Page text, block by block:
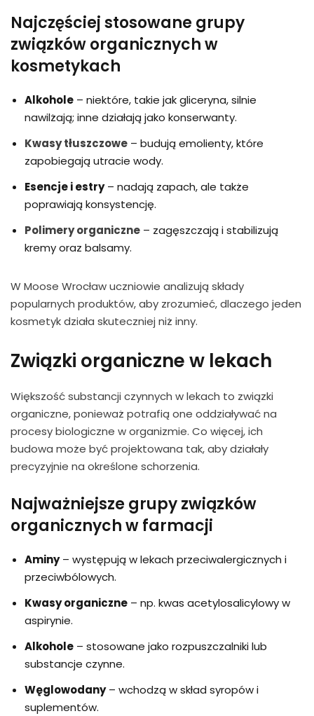
Najczęściej stosowane grupy
związków organicznych w
kosmetykach
Alkohole – niektóre, takie jak gliceryna, silnie
nawilżają; inne działają jako konserwanty.
Kwasy tłuszczowe – budują emolienty, które
zapobiegają utracie wody.
Esencje i estry– nadają zapach, ale także
poprawiają konsystencję.
Polimery organiczne – zagęszczają i stabilizują
kremy oraz balsamy.
W Moose Wrocław uczniowie analizują składy
popularnych produktów, aby zrozumieć, dlaczego jeden
kosmetyk działa skuteczniej niż inny.
Związki organiczne w lekach
Większość substancji czynnych w lekach to związki
organiczne, ponieważ potrafią one oddziaływać na
procesy biologiczne w organizmie. Co więcej, ich
budowa może być projektowana tak, aby działały
precyzyjnie na określone schorzenia.
Najważniejsze grupy związków
organicznych w farmacji
Aminy– występują w lekach przeciwalergicznych i
przeciwbólowych.
Kwasy organiczne – np. kwas acetylosalicylowy w
aspirynie.
Alkohole – stosowane jako rozpuszczalniki lub
substancje czynne.
Węglowodany– wchodzą w skład syropów i
suplementów.